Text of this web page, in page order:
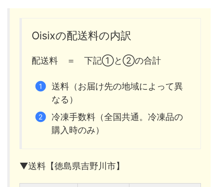
Oisixの配送料の内訳
配送料 ＝ 下記①と②の合計
送料（お届け先の地域によって異
なる）
冷凍手数料（全国共通。冷凍品の
購入時のみ）
▼送料【徳島県吉野川市】